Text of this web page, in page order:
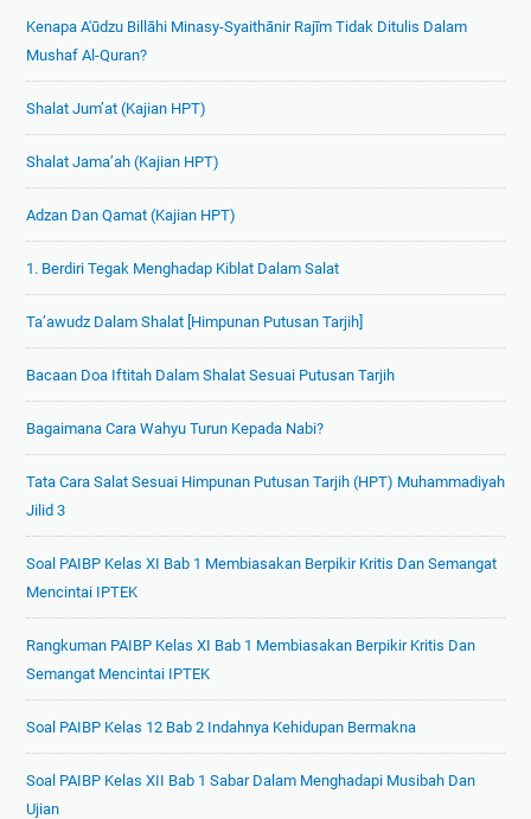
Kenapa A'ūdzu Billāhi Minasy-Syaithānir Rajīm Tidak Ditulis Dalam
Mushaf Al-Quran?
Shalat Jum’at (Kajian HPT)
Shalat Jama’ah (Kajian HPT)
Adzan Dan Qamat (Kajian HPT)
1. Berdiri Tegak Menghadap Kiblat Dalam Salat
Ta’awudz Dalam Shalat [Himpunan Putusan Tarjih]
Bacaan Doa Iftitah Dalam Shalat Sesuai Putusan Tarjih
Bagaimana Cara Wahyu Turun Kepada Nabi?
Tata Cara Salat Sesuai Himpunan Putusan Tarjih (HPT) Muhammadiyah
Jilid 3
Soal PAIBP Kelas XI Bab 1 Membiasakan Berpikir Kritis Dan Semangat
Mencintai IPTEK
Rangkuman PAIBP Kelas XI Bab 1 Membiasakan Berpikir Kritis Dan
Semangat Mencintai IPTEK
Soal PAIBP Kelas 12 Bab 2 Indahnya Kehidupan Bermakna
Soal PAIBP Kelas XII Bab 1 Sabar Dalam Menghadapi Musibah Dan
Ujian